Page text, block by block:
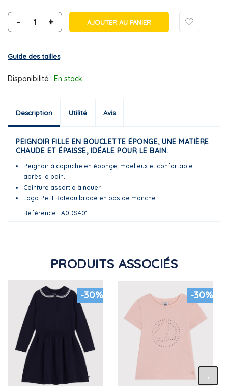
- + AJOUTER AU PANIER
Guide des tailles
Disponibilité : En stock
Description Utilité Avis
PEIGNOIR FILLE EN BOUCLETTE ÉPONGE, UNE MATIÈRE
CHAUDE ET ÉPAISSE, IDÉALE POUR LE BAIN.
Peignoir à capuche en éponge, moelleux et confortable
après le bain.
Ceinture assortie à nouer.
Logo Petit Bateau brodé en bas de manche.
Référence
A0DS401
PRODUITS ASSOCIÉS
-30% -30%